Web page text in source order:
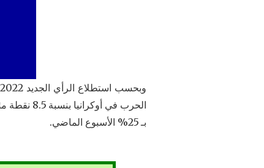
بـ 25% الأسبوع الماضي.